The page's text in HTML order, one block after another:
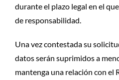
durante el plazo legal en el
de responsabilidad.
Una vez contestada su
datos serán suprimidos a
mantenga una relación con el